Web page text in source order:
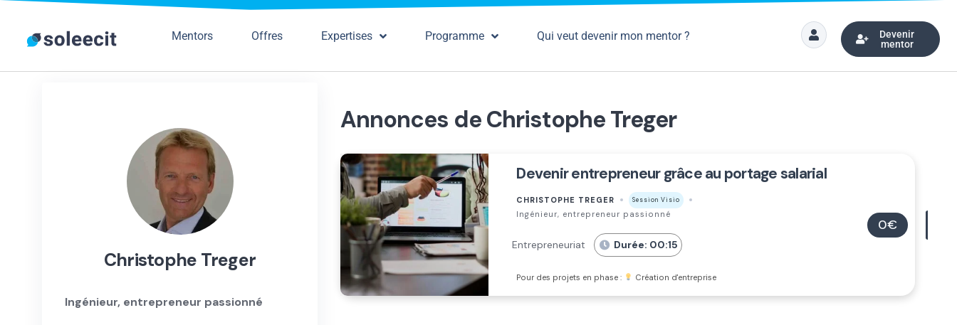
Mentors Offres Expertises Programme Qui veut devenir mon mentor ?
Devenir
mentor
Christophe Treger
Ingénieur, entrepreneur passionné
Annonces de Christophe Treger
Devenir entrepreneur grâce au portage salarial
CHRISTOPHE TREGER Session Visio
Ingénieur, entrepreneur passionné
Entrepreneuriat Durée: 00:15
Pour des projets en phase : Création d'entreprise
0€